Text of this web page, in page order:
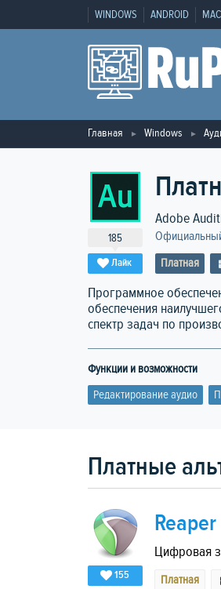
WINDOWS ANDROID
Главная Windows
185
Лайк
Adobe
Платная
Программное
обеспечения
спектр задач по
Функции и возможности
Редактирование аудио
Платные
155
Reaper
Цифровая
Платная